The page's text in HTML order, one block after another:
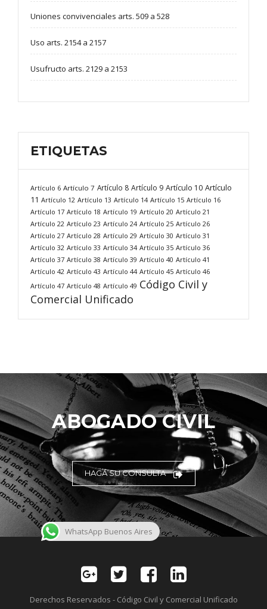
Uniones convivenciales arts. 509 a 528
Uso arts. 2154 a 2157
Usufructo arts. 2129 a 2153
ETIQUETAS
Artículo 6 Artículo 7 Artículo 8 Artículo 9 Artículo 10 Artículo
11 Artículo 12 Artículo 13 Artículo 14 Artículo 15 Artículo 16
Artículo 17 Artículo 18 Artículo 19 Artículo 20 Artículo 21
Artículo 22 Artículo 23 Artículo 24 Artículo 25 Artículo 26
Artículo 27 Artículo 28 Artículo 29 Artículo 30 Artículo 31
Artículo 32 Artículo 33 Artículo 34 Artículo 35 Artículo 36
Artículo 37 Artículo 38 Artículo 39 Artículo 40 Artículo 41
Artículo 42 Artículo 43 Artículo 44 Artículo 45 Artículo 46
Artículo 47 Artículo 48 Artículo 49 Código Civil y
Comercial Unificado
ABOGADO CIVIL
HAGA SU CONSULTA
Derechos Reservados - Código Civil y Comercial Unificado
WhatsApp Buenos Aires